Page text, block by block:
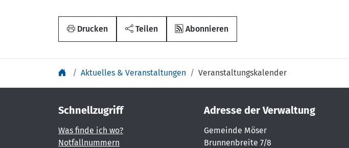
Drucken Teilen Abonnieren
Aktuelles & Veranstaltungen Veranstaltungskalender
Schnellzugriff
Was finde ich wo?
Notfallnummern
Adresse der Verwaltung
Gemeinde Möser
Brunnenbreite 7/8